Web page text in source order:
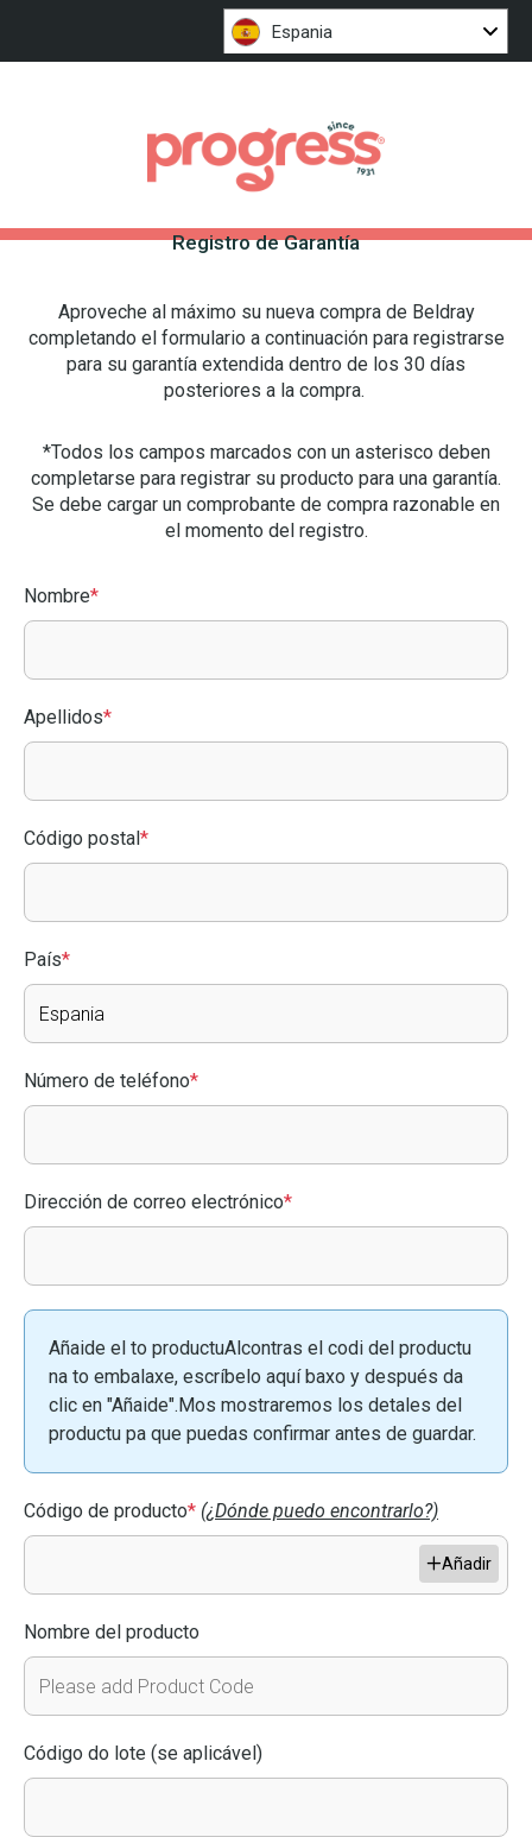
Espania
Registro de Garantía
Aproveche al máximo su nueva compra de Beldray
completando el formulario a continuación para registrarse
para su garantía extendida dentro de los 30 días
posteriores a la compra.
*Todos los campos marcados con un asterisco deben
completarse para registrar su producto para una garantía.
Se debe cargar un comprobante de compra razonable en
el momento del registro.
Nombre*
Apellidos*
Código postal*
País*
Número de teléfono*
Dirección de correo electrónico*
Añaide el to productuAlcontras el codi del productu
na to embalaxe, escríbelo aquí baxo y después da
clic en "Añaide".Mos mostraremos los detales del
productu pa que puedas confirmar antes de guardar.
Código de producto* (¿Dónde puedo encontrarlo?)
Añadir
Nombre del producto
Código do lote (se aplicável)